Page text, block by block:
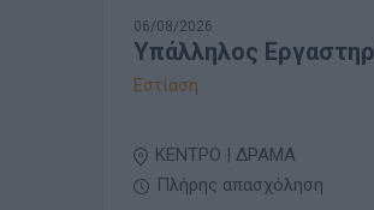
06/08/2026
Υπάλληλος
Εστίαση
ΚΕΝΤΡΟ | ΔΡΑΜΑ
Πλήρης απασχόληση